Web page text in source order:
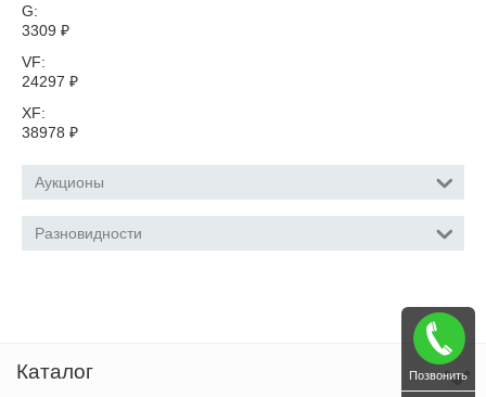
G:
3309 ₽
VF:
24297 ₽
XF:
38978 ₽
Аукционы
Разновидности
Каталог Позвонить